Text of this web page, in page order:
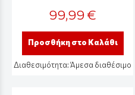
99,99 €
Προσθήκη στο Καλάθι
Διαθεσιμότητα:Άμεσα διαθέσιμο